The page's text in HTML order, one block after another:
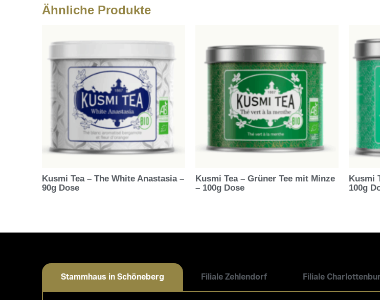
Ähnliche Produkte
Kusmi Tea – The White Anastasia –
90g Dose
Kusmi Tea – Grüner Tee mit Minze
– 100g Dose
Kusmi
100g
Stammhaus in Schöneberg Filiale Zehlendorf Filiale